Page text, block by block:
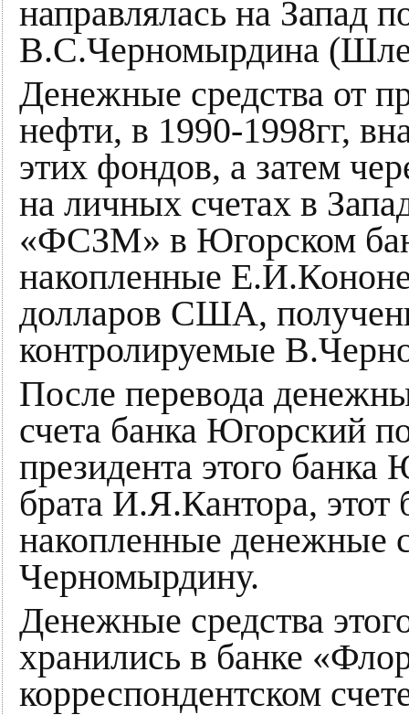
направлялась на Запад
В.С.Черномырдина
Денежные средства от
нефти, в 1990-1998гг,
этих фондов, а затем
на личных счетах в
«ФСЗМ» в Югорском
накопленные
долларов США,
контролируемые
После перевода
счета банка Югорский
президента этого
брата И.Я.Кантора,
накопленные денежные
Черномырдину.
Денежные средства
хранились в банке
корреспондентском